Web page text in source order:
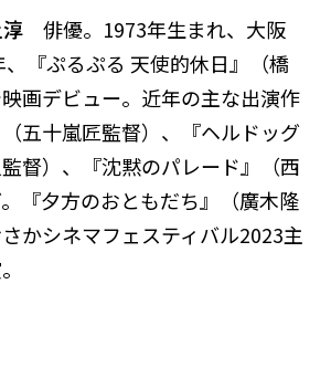
俳優。1973年生まれ、大阪
『ぷるぷる 天使的休日』（橋
画デビュー。近年の主な出演作
五十嵐匠監督）、『ヘルドッグ
督）、『沈黙のパレード』（西
『夕方のおともだち』（廣木隆
かシネマフェスティバル2023主